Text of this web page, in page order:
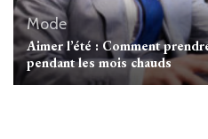
Mode
Aimer l’été : Comment
pendant les mois chauds